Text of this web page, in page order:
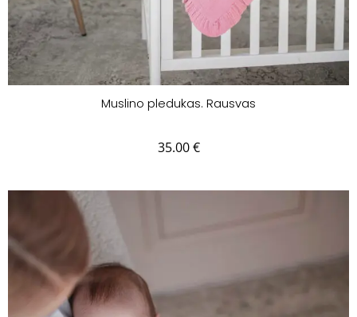
Muslino pledukas. Rausvas
35.00€